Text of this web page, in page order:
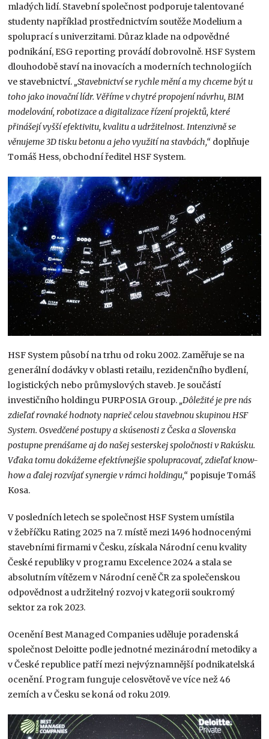
mladých lidí. Stavební společnost podporuje talentované
studenty například prostřednictvím soutěže Modelium a
spoluprací s univerzitami. Důraz klade na odpovědné
podnikání, ESG reporting provádí dobrovolně. HSF System
dlouhodobě staví na inovacích a moderních technologiích
ve stavebnictví. „Stavebnictví se rychle mění a my chceme být u
toho jako inovační lídr. Věříme v chytré propojení návrhu, BIM
modelování, robotizace a digitalizace řízení projektů, které
přinášejí vyšší efektivitu, kvalitu a udržitelnost. Intenzivně se
věnujeme 3D tisku betonu a jeho využití na stavbách,“ doplňuje
Tomáš Hess, obchodní ředitel HSF System.
HSF System působí na trhu od roku 2002. Zaměřuje se na
generální dodávky v oblasti retailu, rezidenčního bydlení,
logistických nebo průmyslových staveb. Je součástí
investičního holdingu PURPOSIA Group. „Dôležité je pre nás
zdieľať rovnaké hodnoty naprieč celou stavebnou skupinou HSF
System. Osvedčené postupy a skúsenosti z Česka a Slovenska
postupne prenášame aj do našej sesterskej spoločnosti v Rakúsku.
Vďaka tomu dokážeme efektívnejšie spolupracovať, zdieľať know-
how a ďalej rozvíjať synergie v rámci holdingu,“ popisuje Tomáš
Kosa.
V posledních letech se společnost HSF System umístila
v žebříčku Rating 2025 na 7. místě mezi 1496 hodnocenými
stavebními firmami v Česku, získala Národní cenu kvality
České republiky v programu Excelence 2024 a stala se
absolutním vítězem v Národní ceně ČR za společenskou
odpovědnost a udržitelný rozvoj v kategorii soukromý
sektor za rok 2023.
Ocenění Best Managed Companies uděluje poradenská
společnost Deloitte podle jednotné mezinárodní metodiky a
v České republice patří mezi nejvýznamnější podnikatelská
ocenění. Program funguje celosvětově ve více než 46
zemích a v Česku se koná od roku 2019.